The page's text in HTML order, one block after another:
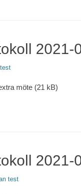
2021-
möte (21 kB)
2021-
test